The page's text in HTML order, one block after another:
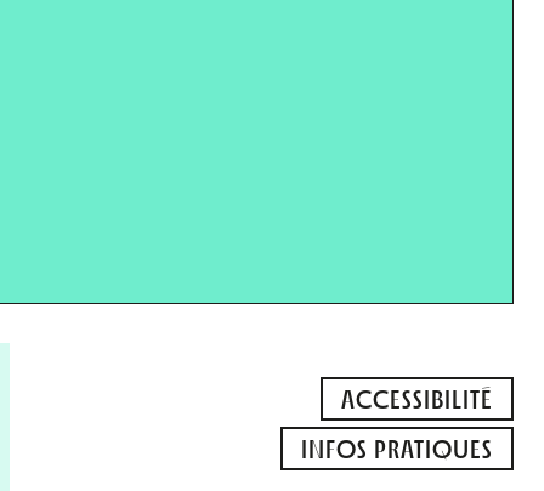
ACCESSIBILITÉ
INFOS PRATIQUES